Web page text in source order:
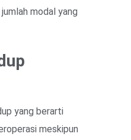
modal yang
yang berarti
meskipun